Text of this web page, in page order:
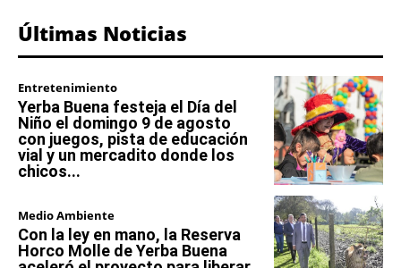
Últimas Noticias
Entretenimiento
Yerba Buena festeja el Día del
Niño el domingo 9 de agosto
con juegos, pista de educación
vial y un mercadito donde los
chicos...
Medio Ambiente
Con la ley en mano, la Reserva
Horco Molle de Yerba Buena